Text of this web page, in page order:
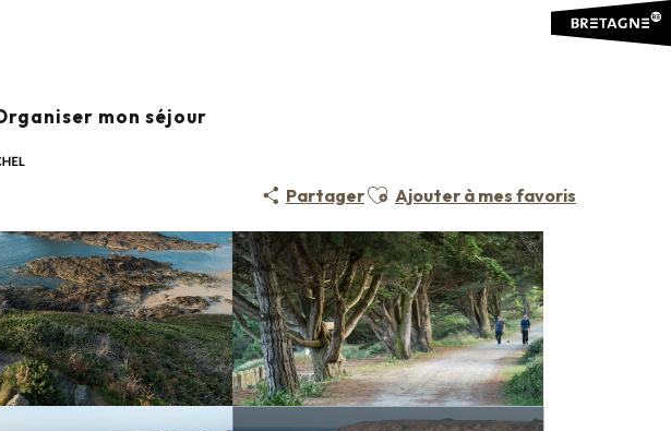
mon séjour
PartagerAjouter aux favoris
Ajouter à mes favoris